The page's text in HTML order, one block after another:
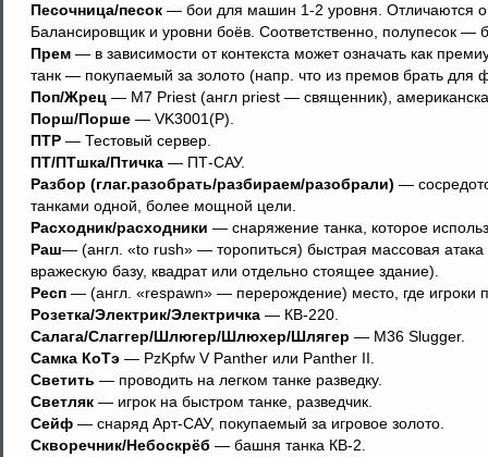
Песочница/песок — бои для машин 1-2 уровня. Отличаются
Балансировщик и уровни боёв. Соответственно, полупесок —
Прем — в зависимости от контекста может означать как
танк — покупаемый за золото (напр. что из премов брать для
Поп/Жрец — M7 Priest (англ priest — священник),
Порш/Порше — VK3001(P).
ПТР — Тестовый сервер.
ПТ/ПТшка/Птичка — ПТ-САУ.
Разбор (глаг.разобрать/разбираем/разобрали) —
танками одной, более мощной цели.
Раcходник/расходники — снаряжение танка, которое
Раш— (англ. «to rush» — торопиться) быстрая массовая
вражескую базу, квадрат или отдельно стоящее здание).
Респ — (англ. «respawn» — перерождение) место, где игроки
Розетка/Электрик/Электричка — КВ-220.
Салага/Слаггер/Шлюгер/Шлюхер/Шлягер — M36 Slugger.
Самка КоТэ — PzKpfw V Panther или Panther II.
Светить — проводить на легком танке разведку.
Светляк — игрок на быстром танке, разведчик.
Сейф — снаряд Арт-САУ, покупаемый за игровое золото.
Скворечник/Небоскрёб — башня танка КВ-2.